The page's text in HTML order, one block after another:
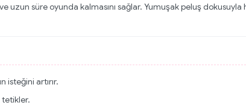
süre oyunda kalmasını sağlar. Yumuşak peluş
isteğini artırır.
tetikler.